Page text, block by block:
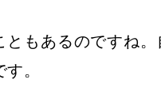
もあるのですね
。